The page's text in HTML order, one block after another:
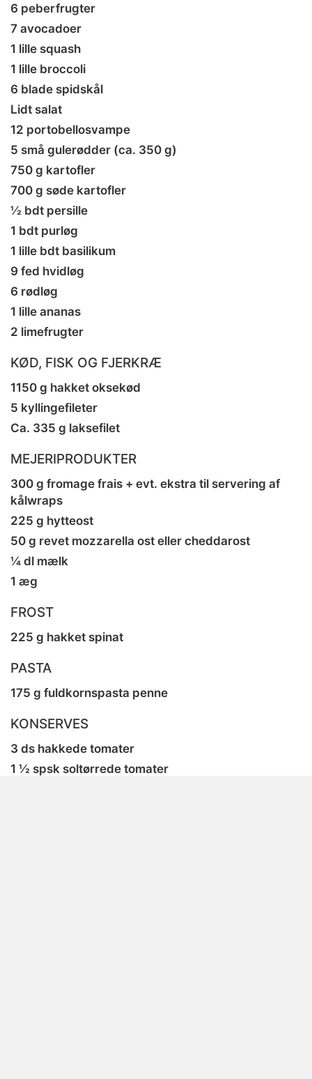
6 peberfrugter
7 avocadoer
1 lille squash
1 lille broccoli
6 blade spidskål
Lidt salat
12 portobellosvampe
5 små gulerødder (ca. 350 g)
750 g kartofler
700 g søde kartofler
½ bdt persille
1 bdt purløg
1 lille bdt basilikum
9 fed hvidløg
6 rødløg
1 lille ananas
2 limefrugter
KØD, FISK OG FJERKRÆ
1150 g hakket oksekød
5 kyllingefileter
Ca. 335 g laksefilet
MEJERIPRODUKTER
300 g fromage frais + evt. ekstra til servering af
kålwraps
225 g hytteost
50 g revet mozzarella ost eller cheddarost
¼ dl mælk
1 æg
FROST
225 g hakket spinat
PASTA
175 g fuldkornspasta penne
KONSERVES
3 ds hakkede tomater
1 ½ spsk soltørrede tomater